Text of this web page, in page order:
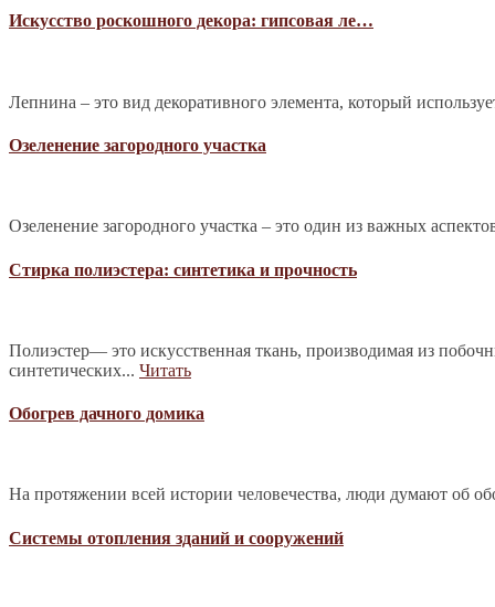
Искусство роскошного декора: гипсовая ле…
Лепнина – это вид декоративного элемента, который
Озеленение загородного участка
Озеленение загородного участка – это один из важных
Стирка полиэстера: синтетика и прочность
Полиэстер— это искусственная ткань, производимая из
синтетических... Читать
Обогрев дачного домика
На протяжении всей истории человечества, люди думают об
Системы отопления зданий и сооружений